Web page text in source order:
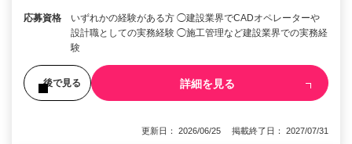
応募資格
いずれかの経験がある方 ◯建設業界でCADオペレーターや
設計職としての実務経験 ◯施工管理など建設業界での実務経
験
後で見る 詳細を見る
更新日： 2026/06/25 掲載終了日： 2027/07/31